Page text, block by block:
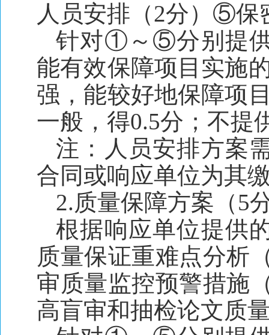
人员安排（2分）⑤保
针对①～⑤分别提供
能有效保障项目实施
强，能较好地保障项
一般，得0.5分；不提
注：人员安排方案
合同或响应单位为其
2.质量保障方案（5
根据响应单位提供
质量保证重难点分析
审质量监控预警措施
高盲审和抽检论文质